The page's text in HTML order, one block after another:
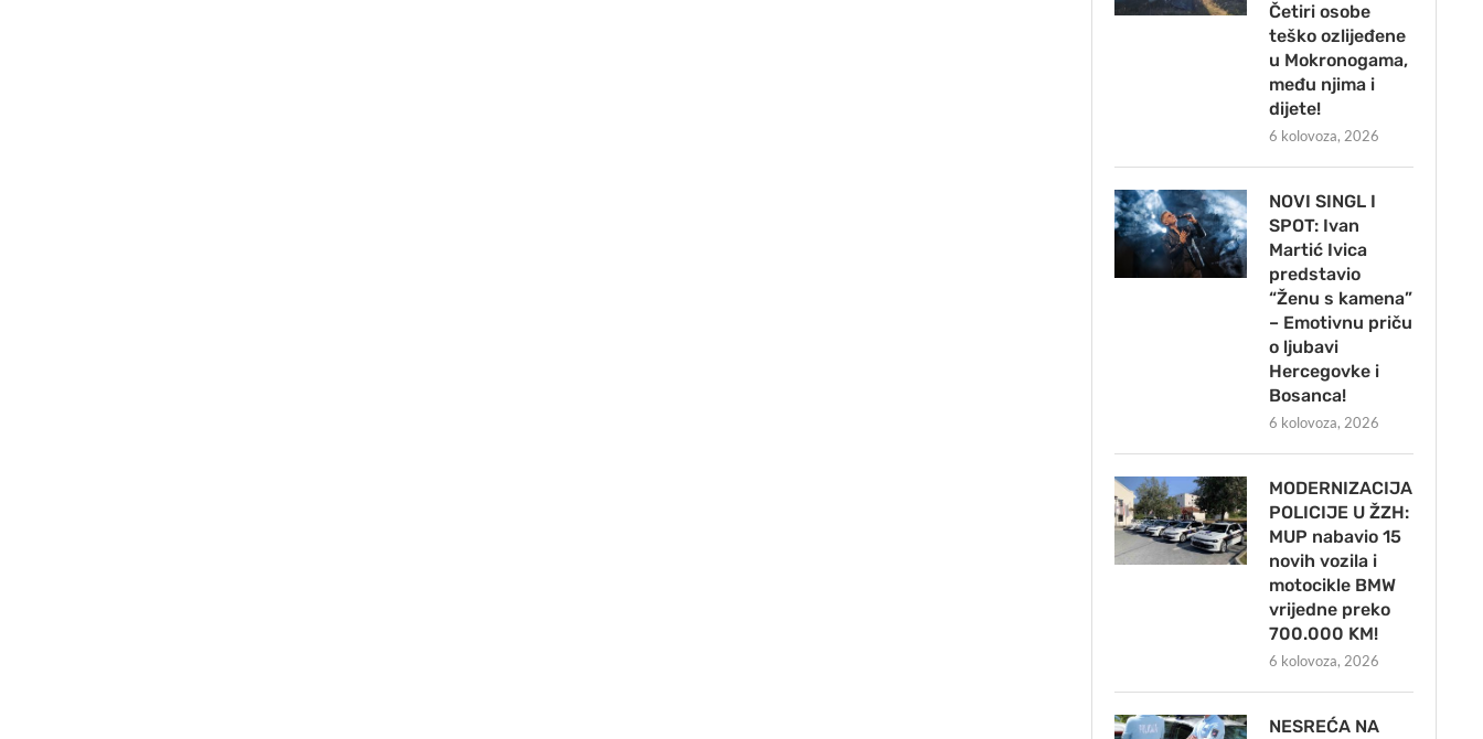
Četiri osobe
teško ozlijeđene
u Mokronogama,
među njima i
dijete!
6 kolovoza, 2026
NOVI SINGL I
SPOT: Ivan
Martić Ivica
predstavio
“Ženu s kamena”
– Emotivnu priču
o ljubavi
Hercegovke i
Bosanca!
6 kolovoza, 2026
MODERNIZACIJA
POLICIJE U ŽZH:
MUP nabavio 15
novih vozila i
motocikle BMW
vrijedne preko
700.000 KM!
6 kolovoza, 2026
NESREĆA NA